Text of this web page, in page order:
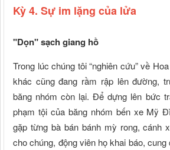
Kỳ 4. Sự im lặng của lửa
"Dọn" sạch giang hồ
Trong lúc chúng tôi “nghiên cứu” về
khác cũng đang rầm rập lên đường,
băng nhóm còn lại. Để dựng lên bức
phạm tội của băng nhóm bến xe Mỹ
gặp từng bà bán bánh mỳ rong, cánh
cho chúng, động viên họ khai báo,